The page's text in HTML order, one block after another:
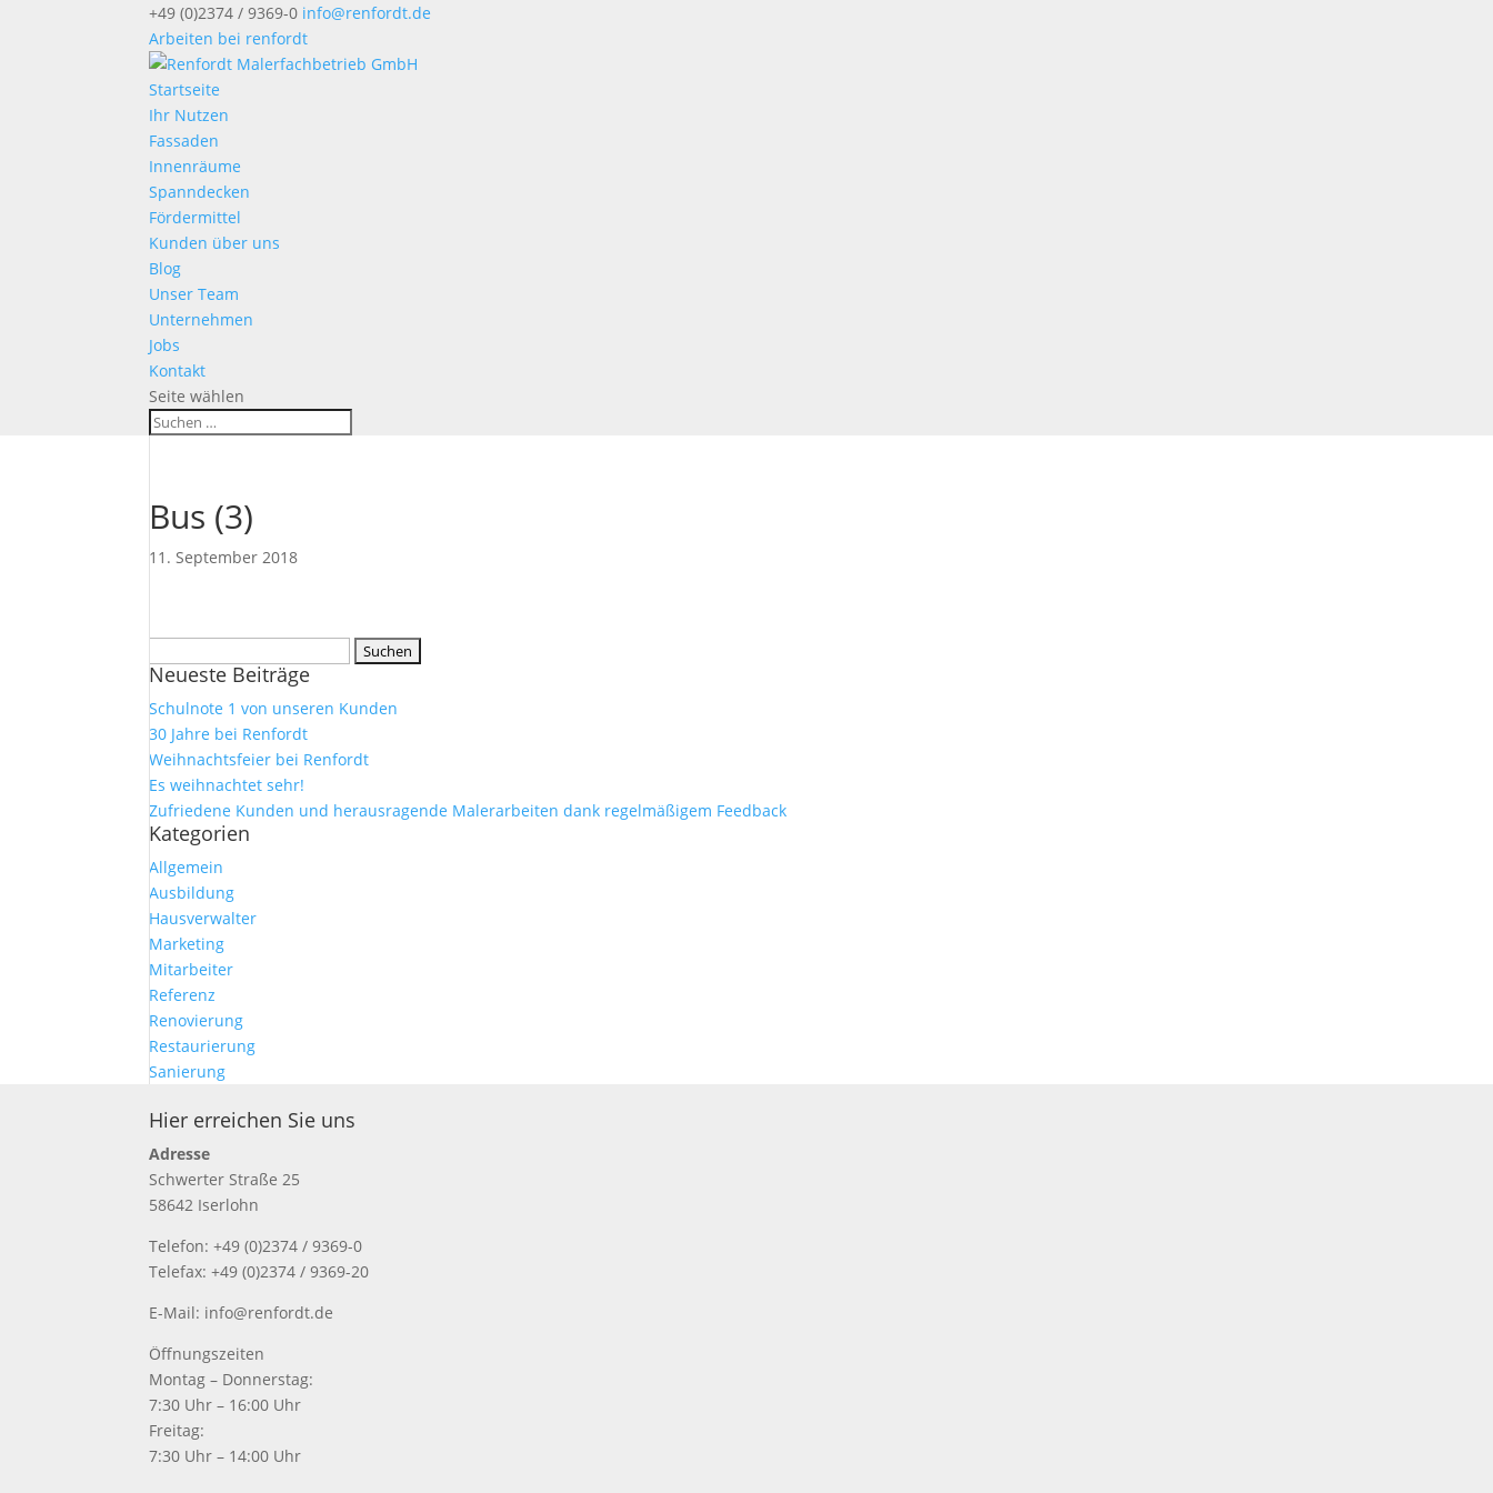
+49 (0)2374 / 9369-0 info@renfordt.de
Arbeiten bei renfordt
Startseite
Ihr Nutzen
Fassaden
Innenräume
Spanndecken
Fördermittel
Kunden über uns
Blog
Unser Team
Unternehmen
Jobs
Kontakt
Seite wählen
Bus (3)
11. September 2018
nach:
Neueste Beiträge
Schulnote 1 von unseren Kunden
30 Jahre bei Renfordt
Weihnachtsfeier bei Renfordt
Es weihnachtet sehr!
Zufriedene Kunden und herausragende Malerarbeiten dank regelmäßigem Feedback
Kategorien
Allgemein
Ausbildung
Hausverwalter
Marketing
Mitarbeiter
Referenz
Renovierung
Restaurierung
Sanierung
Hier erreichen Sie uns
Adresse
Schwerter Straße 25
58642 Iserlohn
Telefon: +49 (0)2374 / 9369-0
Telefax: +49 (0)2374 / 9369-20
E-Mail: info@renfordt.de
Öffnungszeiten
Montag – Donnerstag:
7:30 Uhr – 16:00 Uhr
Freitag:
7:30 Uhr – 14:00 Uhr